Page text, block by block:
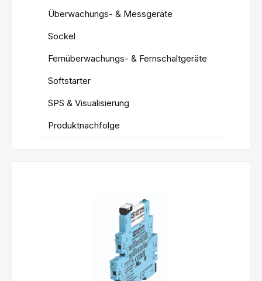
Überwachungs- & Messgeräte
Sockel
Fernüberwachungs- & Fernschaltgeräte
Softstarter
SPS & Visualisierung
Produktnachfolge